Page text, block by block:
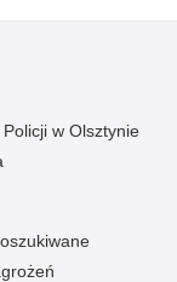
w Olsztynie